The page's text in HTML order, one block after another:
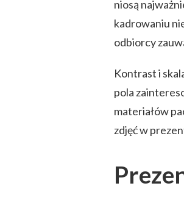
niosą
kadrowaniu
odbiorcy
Kontrast i
pola
materiałów
zdjęć w